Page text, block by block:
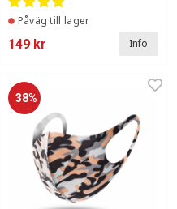
Påväg till lager
149 kr Info
38%